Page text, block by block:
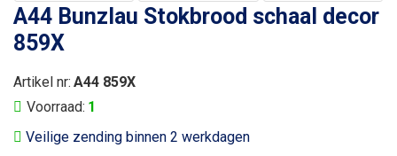
A44 Bunzlau Stokbrood schaal decor
859X
Veilige zending binnen 2 werkdagen
Voorraad: 1
Artikel nr: A44 859X